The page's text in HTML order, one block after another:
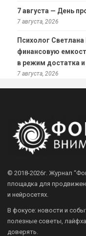
7 августа — День
7 августа, 2026
Психолог
финансовую
в режим достатка и
7 августа, 2026
© 2018-2026г. Журнал
площадка для
и нейросетях.
В фокусе: новости и
полезные советы,
доверять.